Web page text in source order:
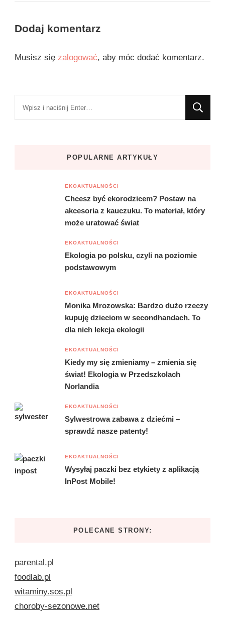
Dodaj komentarz
Musisz się zalogować, aby móc dodać komentarz.
POPULARNE ARTYKUŁY
EKOAKTUALNOŚCI
Chcesz być ekorodzicem? Postaw na
akcesoria z kauczuku. To materiał, który
może uratować świat
EKOAKTUALNOŚCI
Ekologia po polsku, czyli na poziomie
podstawowym
EKOAKTUALNOŚCI
Monika Mrozowska: Bardzo dużo rzeczy
kupuję dzieciom w secondhandach. To
dla nich lekcja ekologii
EKOAKTUALNOŚCI
Kiedy my się zmieniamy – zmienia się
świat! Ekologia w Przedszkolach
Norlandia
EKOAKTUALNOŚCI
Sylwestrowa zabawa z dziećmi –
sprawdź nasze patenty!
EKOAKTUALNOŚCI
Wysyłaj paczki bez etykiety z aplikacją
InPost Mobile!
POLECANE STRONY:
parental.pl
foodlab.pl
witaminy.sos.pl
choroby-sezonowe.net